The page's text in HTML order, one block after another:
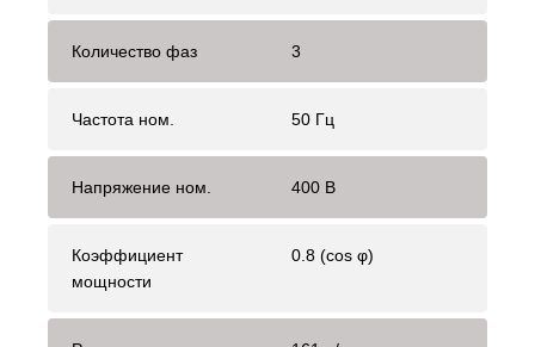
Количество фаз 3
Частота ном. 50 Гц
Напряжение ном. 400 В
Коэффициент
мощности
0.8 (cos φ)